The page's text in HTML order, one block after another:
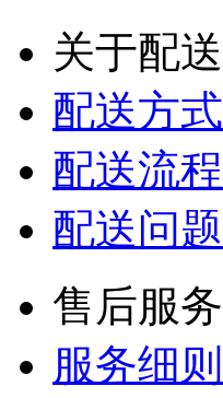
关于配送
配送方式
配送流程
配送问题
售后服务
服务细则